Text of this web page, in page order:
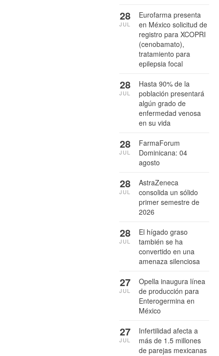
Eurofarma presenta
en México solicitud de
registro para XCOPRI
(cenobamato),
tratamiento para
epilepsia focal
28
JUL
Hasta 90% de la
población presentará
algún grado de
enfermedad venosa
en su vida
28
JUL
FarmaForum
Dominicana: 04
agosto
28
JUL
AstraZeneca
consolida un sólido
primer semestre de
2026
28
JUL
El hígado graso
también se ha
convertido en una
amenaza silenciosa
28
JUL
Opella inaugura línea
de producción para
Enterogermina en
México
27
JUL
Infertilidad afecta a
más de 1.5 millones
de parejas mexicanas
27
JUL